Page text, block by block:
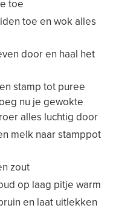
toe
toe en wok alles
door en haal het
stamp tot puree
nu je gewokte
alles luchtig door
melk naar stamppot
zout
op laag pitje warm
en laat uitlekken